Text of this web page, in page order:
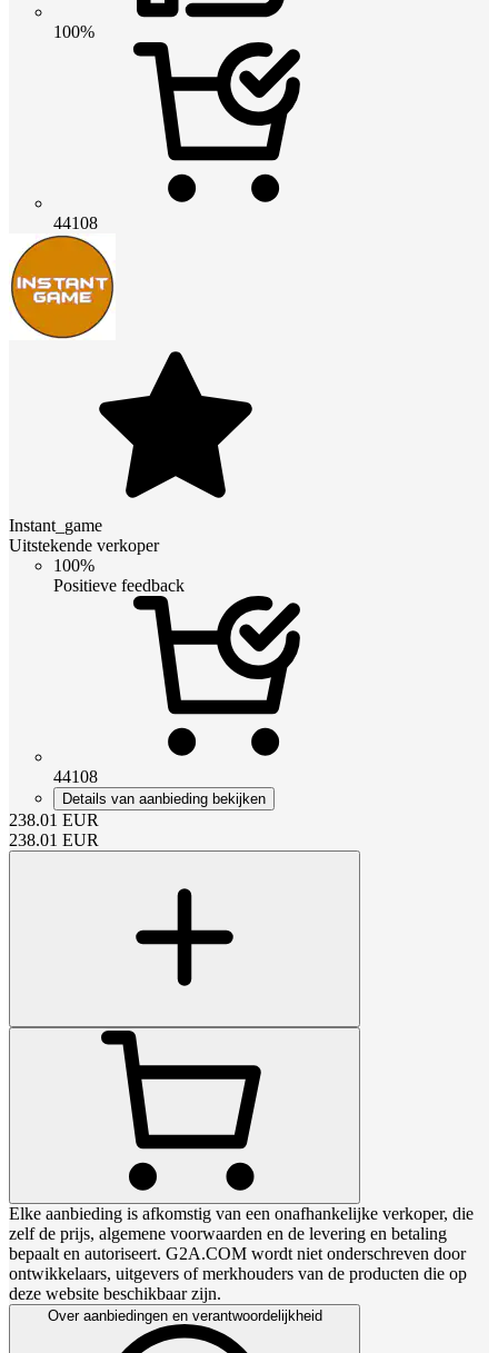
100%
44108
Instant_game
Uitstekende verkoper
100%
Positieve feedback
44108
Details van aanbieding bekijken
238.01 EUR
238.01 EUR
Elke aanbieding is afkomstig van een onafhankelijke verkoper, die
zelf de prijs, algemene voorwaarden en de levering en betaling
bepaalt en autoriseert. G2A.COM wordt niet onderschreven door
ontwikkelaars, uitgevers of merkhouders van de producten die op
deze website beschikbaar zijn.
Over aanbiedingen en verantwoordelijkheid